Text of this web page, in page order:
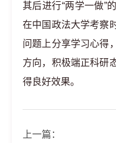
其后进行“两学一做”
在中国政法大学考察
问题上分享学习心得
方向，积极端正科研
得良好效果。
上一篇：